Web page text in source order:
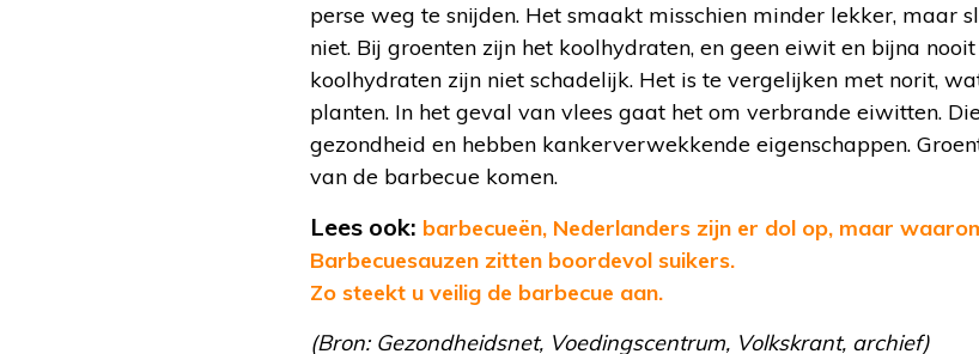
perse weg te snijden. Het smaakt misschien minder lekker, maar
niet. Bij groenten zijn het koolhydraten, en geen eiwit en bijna
koolhydraten zijn niet schadelijk. Het is te vergelijken met norit,
planten. In het geval van vlees gaat het om verbrande eiwitten.
gezondheid en hebben kankerverwekkende eigenschappen.
van de barbecue komen.
Lees ook: barbecueën, Nederlanders zijn er dol op, maar
Barbecuesauzen zitten boordevol suikers.
Zo steekt u veilig de barbecue aan.
(Bron: Gezondheidsnet, Voedingscentrum, Volkskrant, archief)